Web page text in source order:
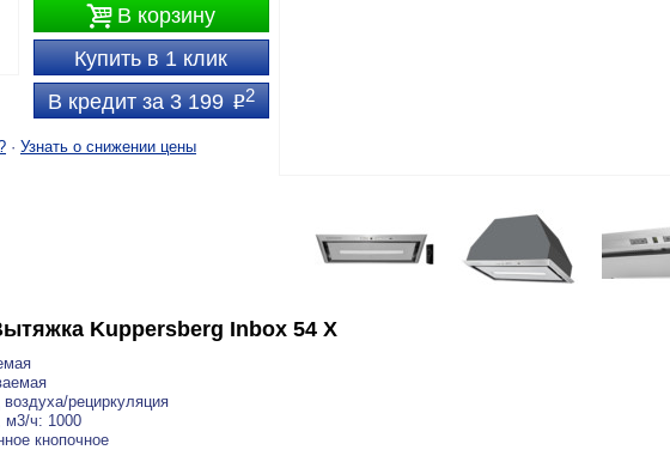
В корзину
Купить в 1 клик
В кредит за 3 199P2
· Узнать о снижении цены
Kuppersberg Inbox 54 X
рециркуляция
м3/ч: 1000
кнопочное